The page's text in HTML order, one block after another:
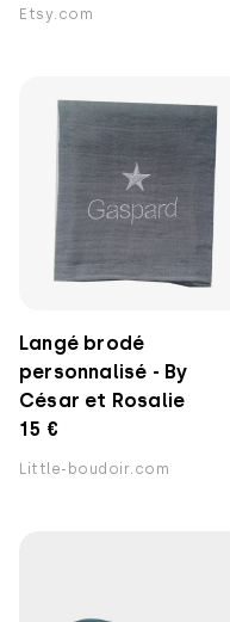
Etsy.com
Langé brodé
personnalisé - By
César et Rosalie
15 €
Little-boudoir.com